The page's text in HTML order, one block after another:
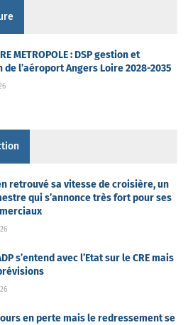
METROPOLE : DSP gestion et
l’aéroport Angers Loire 2028-2035
retrouvé sa vitesse de croisière, un
qui s’annonce très fort pour ses
s’entend avec l’Etat sur le CRE mais
en perte mais le redressement se